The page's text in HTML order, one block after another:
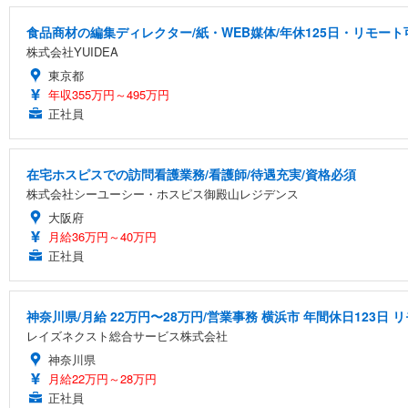
食品商材の編集ディレクター/紙・WEB媒体/年休125日・リモート
株式会社YUIDEA
東京都
年収355万円～495万円
正社員
在宅ホスピスでの訪問看護業務/看護師/待遇充実/資格必須
株式会社シーユーシー・ホスピス御殿山レジデンス
大阪府
月給36万円～40万円
正社員
神奈川県/月給 22万円〜28万円/営業事務 横浜市 年間休日123日
レイズネクスト総合サービス株式会社
神奈川県
月給22万円～28万円
正社員